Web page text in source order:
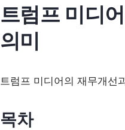
트럼프 미디
의미
트럼프 미디어의 재무개선
목차